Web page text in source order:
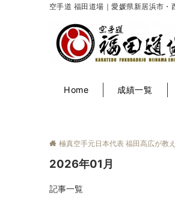
空手道 福田道場｜愛媛県新居浜市
Home 成績一覧
極真空手元日本代表 福田高広が教
2026年01月
記事一覧